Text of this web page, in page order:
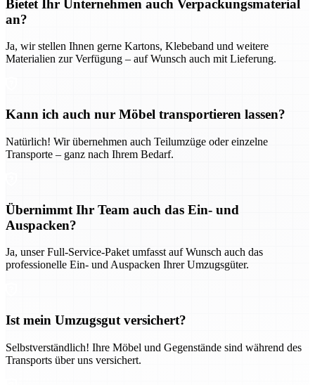
Bietet Ihr Unternehmen auch Verpackungsmaterial
an?
Ja, wir stellen Ihnen gerne Kartons, Klebeband und weitere
Materialien zur Verfügung – auf Wunsch auch mit Lieferung.
Kann ich auch nur Möbel transportieren lassen?
Natürlich! Wir übernehmen auch Teilumzüge oder einzelne
Transporte – ganz nach Ihrem Bedarf.
Übernimmt Ihr Team auch das Ein- und
Auspacken?
Ja, unser Full-Service-Paket umfasst auf Wunsch auch das
professionelle Ein- und Auspacken Ihrer Umzugsgüter.
Ist mein Umzugsgut versichert?
Selbstverständlich! Ihre Möbel und Gegenstände sind während des
Transports über uns versichert.